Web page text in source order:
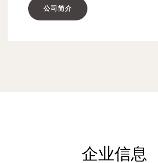
公司简介
企业信息